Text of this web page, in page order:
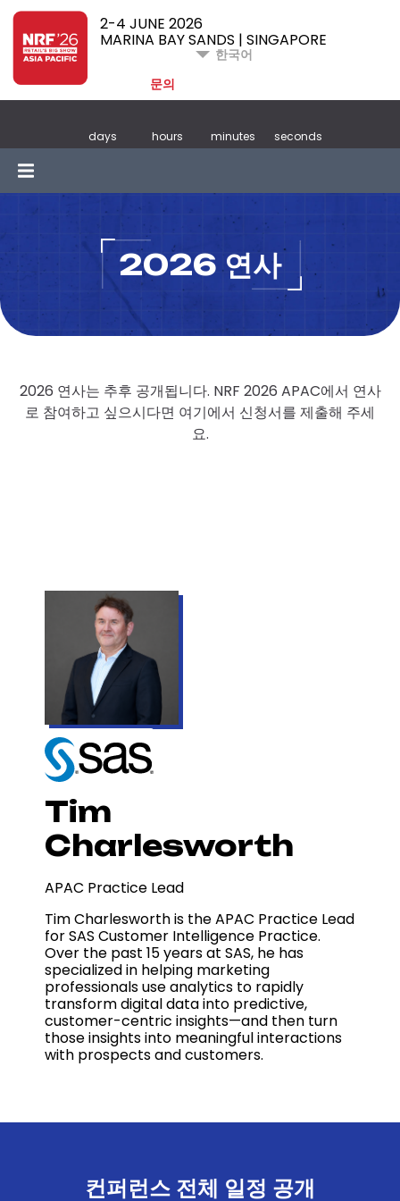
2-4 JUNE 2026
MARINA BAY SANDS | SINGAPORE
한국어
문의
days hours minutes seconds
2026 연사
2026 연사는 추후 공개됩니다. NRF 2026 APAC에서 연사
로 참여하고 싶으시다면 여기에서 신청서를 제출해 주세
요.
Tim
Charlesworth
APAC Practice Lead
Tim Charlesworth is the APAC Practice Lead
for SAS Customer Intelligence Practice.
Over the past 15 years at SAS, he has
specialized in helping marketing
professionals use analytics to rapidly
transform digital data into predictive,
customer-centric insights—and then turn
those insights into meaningful interactions
with prospects and customers.
컨퍼런스 전체 일정 공개